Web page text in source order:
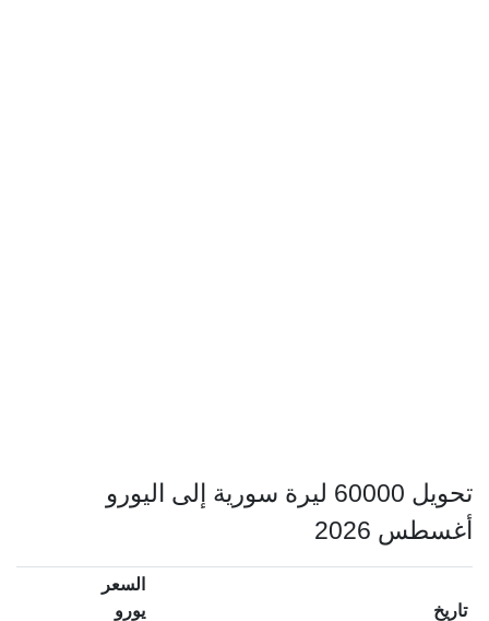
تحويل 60000 ليرة سورية إلى اليورو
أغسطس 2026
تاريخ
السعر
يورو